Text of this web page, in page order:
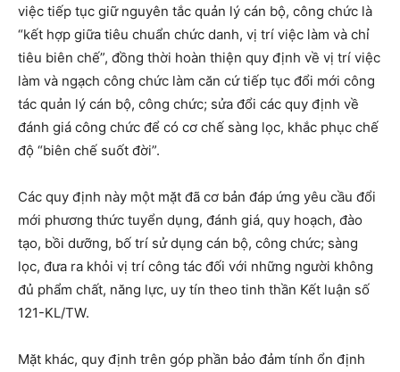
việc tiếp tục giữ nguyên tắc quản lý cán bộ, công chức là
“kết hợp giữa tiêu chuẩn chức danh, vị trí việc làm và chỉ
tiêu biên chế”, đồng thời hoàn thiện quy định về vị trí việc
làm và ngạch công chức làm căn cứ tiếp tục đổi mới công
tác quản lý cán bộ, công chức; sửa đổi các quy định về
đánh giá công chức để có cơ chế sàng lọc, khắc phục chế
độ “biên chế suốt đời”.
Các quy định này một mặt đã cơ bản đáp ứng yêu cầu đổi
mới phương thức tuyển dụng, đánh giá, quy hoạch, đào
tạo, bồi dưỡng, bố trí sử dụng cán bộ, công chức; sàng
lọc, đưa ra khỏi vị trí công tác đối với những người không
đủ phẩm chất, năng lực, uy tín theo tinh thần Kết luận số
121-KL/TW.
Mặt khác, quy định trên góp phần bảo đảm tính ổn định